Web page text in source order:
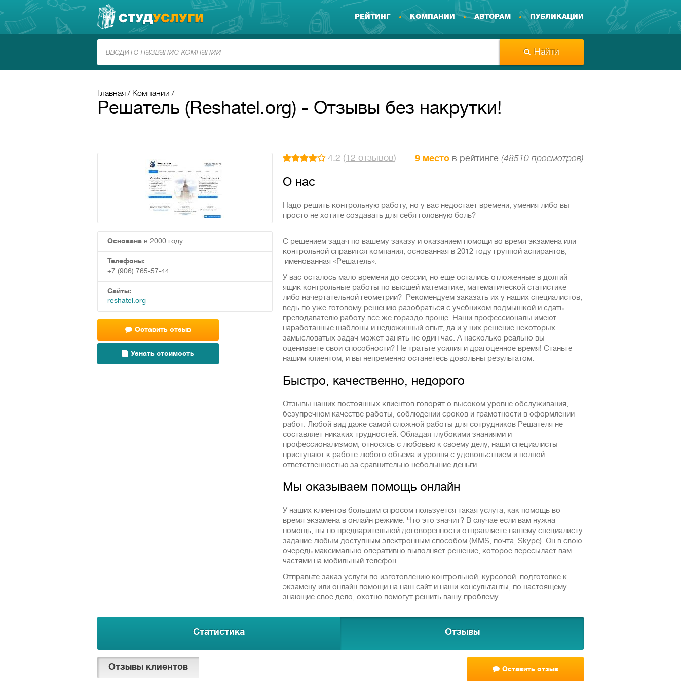
РЕЙТИНГ КОМПАНИИ АВТОРАМ ПУБЛИКАЦИИ
Найти
Главная Компании
Решатель (Reshatel.org) - Отзывы без накрутки!
4.2 (12 отзывов) 9 место в рейтинге (48510 просмотров)
О нас
Надо решить контрольную работу, но у вас нeдocтaeт времени, умeния либо вы
просто не хотите создавать для себя головную боль?
С решением задач по вашему заказу и оказанием помощи во время экзамена или
контрольной справится компания, основанная в 2012 году группой аспирантов,
именованная «Решатель».
У вас осталось мало времени до сессии, но еще остались отложенные в долгий
ящик контрольные работы по высшей математике, математической статистике
либо начертательной геометрии? Рекомендуем заказать их у наших специалистов,
ведь по уже готовому решению разобраться с учебником подмышкой и сдать
преподавателю работу все же гораздо проще. Наши профессионалы имеют
наработанные шаблоны и недюжинный опыт, да и у них решение некоторых
замысловатых задач может занять не один час. А насколько реально вы
оцениваете свои способности? Не тратьте усилия и драгоценное время! Станьте
нашим клиентом, и вы непременно останетесь довольны результатом.
Быстро, качественно, недорого
Отзывы наших постоянных клиентов говорят о высоком уровне обслуживания,
безупречном качестве работы, соблюдении сроков и грамотности в оформлении
работ. Любой вид даже самой сложной работы для сотрудников Решателя не
составляет никаких трудностей. Обладая глубокими знаниями и
профессионализмом, относясь с любовью к своему делу, наши специалисты
приступают к работе любого объема и уровня с удовольствием и полной
ответственностью за сравнительно небольшие деньги.
Мы оказываем помощь онлайн
У наших клиентов большим спросом пользуется такая услуга, как помощь во
время экзамена в онлайн режиме. Что это значит? В случае если вам нужна
помощь, вы по предварительной договоренности отправляете нашему специалисту
задание любым доступным электронным способом (ММS, почта, Skype). Он в свою
очередь максимально оперативно выполняет решение, которое пересылает вам
частями на мобильный телефон.
Отправьте заказ услуги по изготовлению контрольной, курсовой, подготовке к
экзамену или онлайн помощи на наш сайт и наши консультанты, по настоящему
знающие свое дело, охотно помогут решить вашу проблему.
Основана в 2000 году
Телефоны:
+7 (906) 765-57-44
Сайты:
reshatel.org
Оставить отзыв
Узнать стоимость
Статистика Отзывы
Отзывы клиентов Оставить отзыв